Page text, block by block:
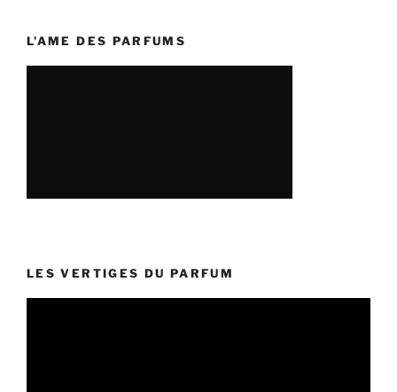
L’AME DES PARFUMS
LES VERTIGES DU PARFUM